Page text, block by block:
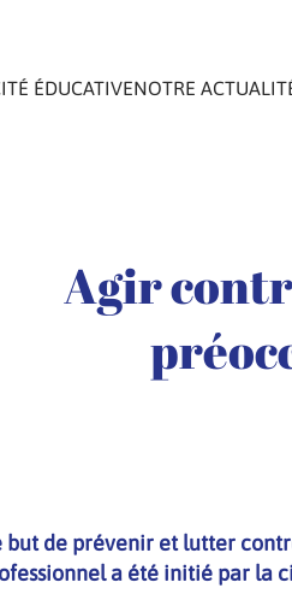
ÉDUCATIVENOTRE
Agir
but de prévenir et lutter
a été initié par la